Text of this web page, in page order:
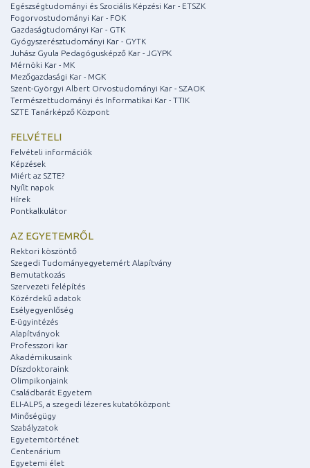
Egészségtudományi és Szociális Képzési Kar - ETSZK
Fogorvostudományi Kar - FOK
Gazdaságtudományi Kar - GTK
Gyógyszerésztudományi Kar - GYTK
Juhász Gyula Pedagógusképző Kar - JGYPK
Mérnöki Kar - MK
Mezőgazdasági Kar - MGK
Szent-Györgyi Albert Orvostudományi Kar - SZAOK
Természettudományi és Informatikai Kar - TTIK
SZTE Tanárképző Központ
FELVÉTELI
Felvételi információk
Képzések
Miért az SZTE?
Nyílt napok
Hírek
Pontkalkulátor
AZ EGYETEMRŐL
Rektori köszöntő
Szegedi Tudományegyetemért Alapítvány
Bemutatkozás
Szervezeti felépítés
Közérdekű adatok
Esélyegyenlőség
E-ügyintézés
Alapítványok
Professzori kar
Akadémikusaink
Díszdoktoraink
Olimpikonjaink
Családbarát Egyetem
ELI-ALPS, a szegedi lézeres kutatóközpont
Minőségügy
Szabályzatok
Egyetemtörténet
Centenárium
Egyetemi élet